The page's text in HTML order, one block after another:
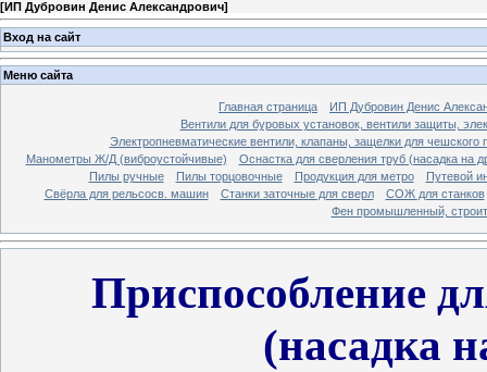
[ИП Дубровин Денис Александрович]
Вход на сайт
Меню сайта
Главная страница
ИП Дубровин Денис
Вентили для буровых установок, вентили защиты,
Электропневматические вентили, клапаны, защелки для чешского
Манометры Ж/Д (виброустойчивые)
Оснастка для сверления труб (насадка на
Пилы ручные
Пилы торцовочные Продукция для метро
Путевой
Свёрла для рельсосв. машин
Станки заточные для сверл
СОЖ для станков
Фен промышленный,
Приспособление
(насадка